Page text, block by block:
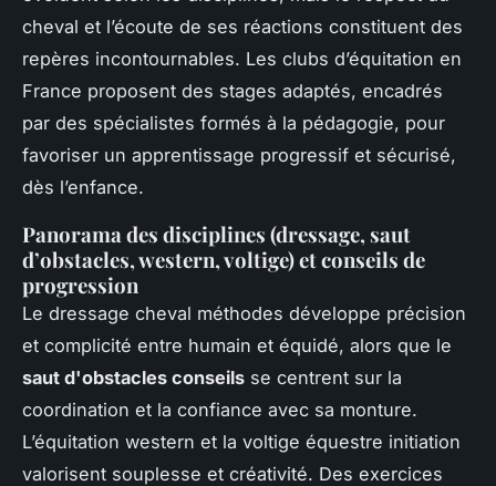
cheval et l’écoute de ses réactions constituent des
repères incontournables. Les clubs d’équitation en
France proposent des stages adaptés, encadrés
par des spécialistes formés à la pédagogie, pour
favoriser un apprentissage progressif et sécurisé,
dès l’enfance.
Panorama des disciplines (dressage, saut
d’obstacles, western, voltige) et conseils de
progression
Le dressage cheval méthodes développe précision
et complicité entre humain et équidé, alors que le
saut d'obstacles conseils se centrent sur la
coordination et la confiance avec sa monture.
L’équitation western et la voltige équestre initiation
valorisent souplesse et créativité. Des exercices